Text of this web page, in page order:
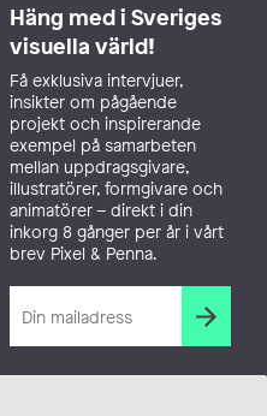
Häng med i Sveriges
visuella värld!
Få exklusiva intervjuer,
insikter om pågående
projekt och inspirerande
exempel på samarbeten
mellan uppdragsgivare,
illustratörer, formgivare och
animatörer – direkt i din
inkorg 8 gånger per år i vårt
brev Pixel & Penna.